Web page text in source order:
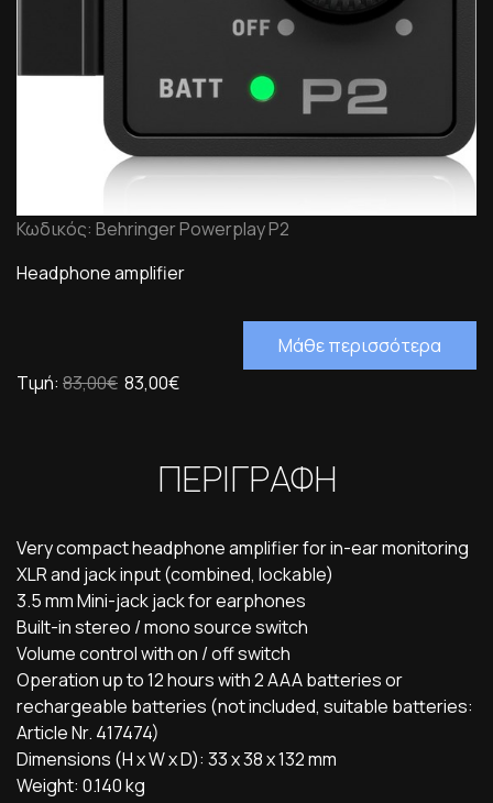
Κωδικός: Behringer Powerplay P2
Headphone amplifier
Μάθε περισσότερα
Τιμή: 83,00€ 83,00€
ΠΕΡΙΓΡΑΦΗ
Very compact headphone amplifier for in-ear monitoring
XLR and jack input (combined, lockable)
3.5 mm Mini-jack jack for earphones
Built-in stereo / mono source switch
Volume control with on / off switch
Operation up to 12 hours with 2 AAA batteries or
rechargeable batteries (not included, suitable batteries:
Article Nr. 417474)
Dimensions (H x W x D): 33 x 38 x 132 mm
Weight: 0.140 kg